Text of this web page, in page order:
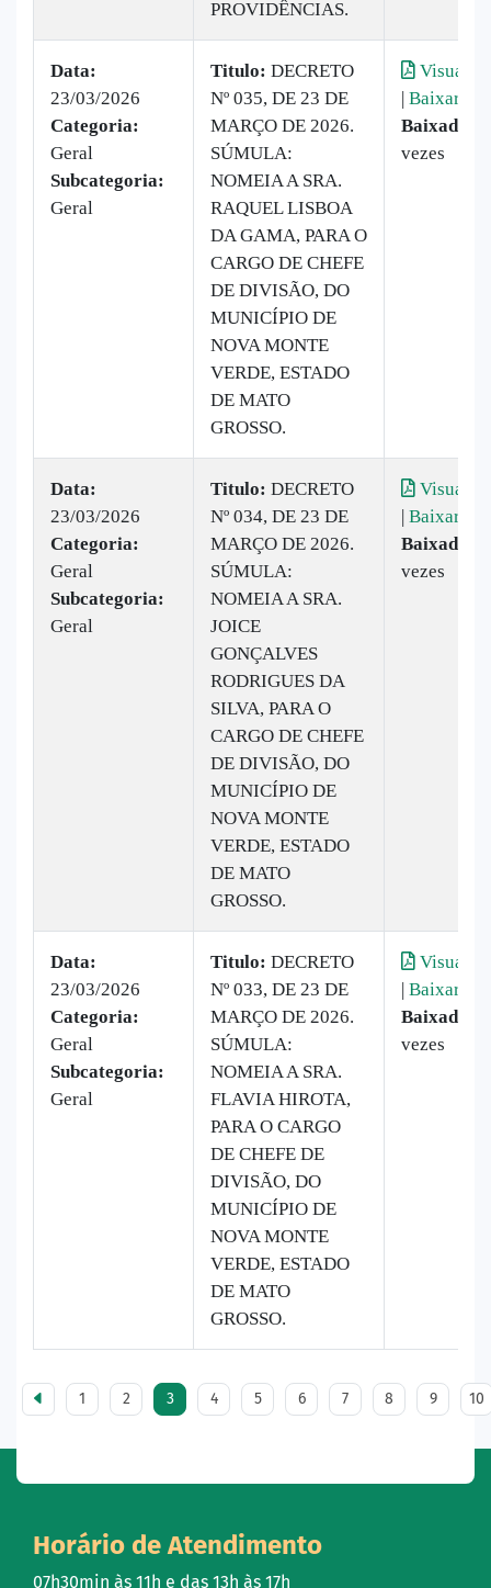
PROVIDÊNCIAS.
Data:
23/03/2026
Categoria:
Geral
Subcategoria:
Geral
Titulo: DECRETO
Nº 035, DE 23 DE
MARÇO DE 2026.
SÚMULA:
NOMEIA A SRA.
RAQUEL LISBOA
DA GAMA, PARA O
CARGO DE CHEFE
DE DIVISÃO, DO
MUNICÍPIO DE
NOVA MONTE
VERDE, ESTADO
DE MATO
GROSSO.
| Baixar
Baixado:
vezes
Data:
23/03/2026
Categoria:
Geral
Subcategoria:
Geral
Titulo: DECRETO
Nº 034, DE 23 DE
MARÇO DE 2026.
SÚMULA:
NOMEIA A SRA.
JOICE
GONÇALVES
RODRIGUES DA
SILVA, PARA O
CARGO DE CHEFE
DE DIVISÃO, DO
MUNICÍPIO DE
NOVA MONTE
VERDE, ESTADO
DE MATO
GROSSO.
| Baixar
Baixado:
vezes
Data:
23/03/2026
Categoria:
Geral
Subcategoria:
Geral
Titulo: DECRETO
Nº 033, DE 23 DE
MARÇO DE 2026.
SÚMULA:
NOMEIA A SRA.
FLAVIA HIROTA,
PARA O CARGO
DE CHEFE DE
DIVISÃO, DO
MUNICÍPIO DE
NOVA MONTE
VERDE, ESTADO
DE MATO
GROSSO.
| Baixar
Baixado:
vezes
1 2 3 4 5 6 7 8 9 10
Horário de Atendimento
07h30min às 11h e das 13h às 17h